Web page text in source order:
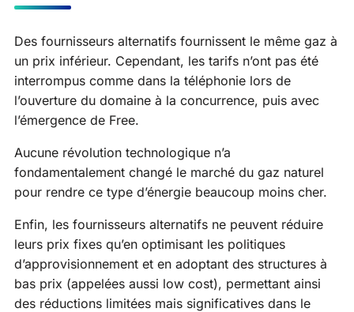
Des fournisseurs alternatifs fournissent le même gaz à
un prix inférieur. Cependant, les tarifs n’ont pas été
interrompus comme dans la téléphonie lors de
l’ouverture du domaine à la concurrence, puis avec
l’émergence de Free.
Aucune révolution technologique n’a
fondamentalement changé le marché du gaz naturel
pour rendre ce type d’énergie beaucoup moins cher.
Enfin, les fournisseurs alternatifs ne peuvent réduire
leurs prix fixes qu’en optimisant les politiques
d’approvisionnement et en adoptant des structures à
bas prix (appelées aussi low cost), permettant ainsi
des réductions limitées mais significatives dans le